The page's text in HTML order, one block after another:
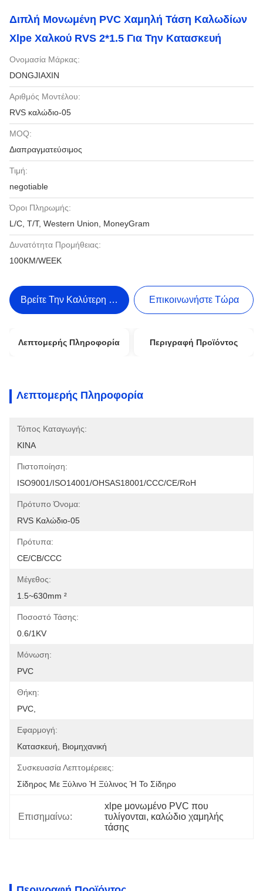
Διπλή Μονωμένη PVC Χαμηλή Τάση Καλωδίων
Xlpe Χαλκού RVS 2*1.5 Για Την Κατασκευή
Ονομασία Μάρκας:
DONGJIAXIN
Αριθμός Μοντέλου:
RVS καλώδιο-05
MOQ:
Διαπραγματεύσιμος
Τιμή:
negotiable
Όροι Πληρωμής:
L/C, T/T, Western Union, MoneyGram
Δυνατότητα Προμήθειας:
100KM/WEEK
Βρείτε Την Καλύτερη Τιμή Επικοινωνήστε Τώρα
Λεπτομερής Πληροφορία Περιγραφή Προϊόντος
Λεπτομερής Πληροφορία
Τόπος Καταγωγής:
ΚΙΝΑ
Πιστοποίηση:
ISO9001/ISO14001/OHSAS18001/CCC/CE/RoH
Πρότυπο Όνομα:
RVS Καλώδιο-05
Πρότυπα:
CE/CB/CCC
Μέγεθος:
1.5~630mm ²
Ποσοστό Τάσης:
0.6/1KV
Μόνωση:
PVC
Θήκη:
PVC,
Εφαρμογή:
Κατασκευή, Βιομηχανική
Συσκευασία Λεπτομέρειες:
Σίδηρος Με Ξύλινο Ή Ξύλινος Ή Το Σίδηρο
Επισημαίνω:
xlpe μονωμένο PVC που
τυλίγονται, καλώδιο χαμηλής
τάσης